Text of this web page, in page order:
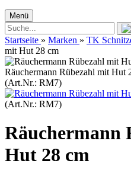
Menü
Startseite » Marken » TK
mit Hut 28 cm
Räuchermann Rübezahl mit Hut
(Art.Nr.: RM7)
(Art.Nr.: RM7)
Räuchermann
Hut 28 cm